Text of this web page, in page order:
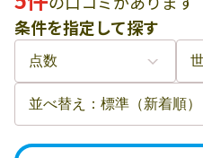
条件を指定して探す